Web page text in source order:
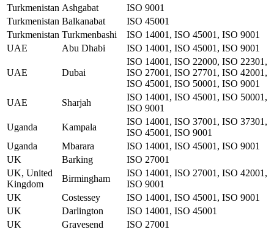
Turkmenistan Ashgabat
ISO 9001
Turkmenistan Balkanabat
ISO 45001
Turkmenistan Turkmenbashi
ISO 14001, ISO 45001, ISO 9001
UAE
Abu Dhabi ISO 14001, ISO 45001, ISO 9001
UAE Dubai
ISO 14001, ISO 22000, ISO 22301,
ISO 27001, ISO 27701, ISO 42001,
ISO 45001, ISO 50001, ISO 9001
UAE
Sharjah
ISO 14001, ISO 45001, ISO 50001,
ISO 9001
Uganda
Kampala
ISO 14001, ISO 37001, ISO 37301,
ISO 45001, ISO 9001
Uganda
Mbarara
ISO 14001, ISO 45001, ISO 9001
UK
Barking
ISO 27001
UK, United
Kingdom
Birmingham
ISO 14001, ISO 27001, ISO 42001,
ISO 9001
UK
Costessey
ISO 14001, ISO 45001, ISO 9001
UK
Darlington
ISO 14001, ISO 45001
UK
Gravesend
ISO 27001